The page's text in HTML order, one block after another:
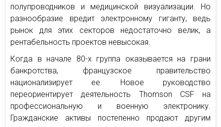
полупроводников и медицинской визуализации. Но
разнообразие вредит электронному гиганту, ведь
рынок для этих секторов недостаточно велик, а
рентабельность проектов невысокая.
Когда в начале 80-х группа оказывается на грани
банкротства, французское правительство
национализирует ее. Новое руководство
переориентирует деятельность Thomson CSF на
профессиональную и военную электронику.
Гражданские активы постепенно продают другим